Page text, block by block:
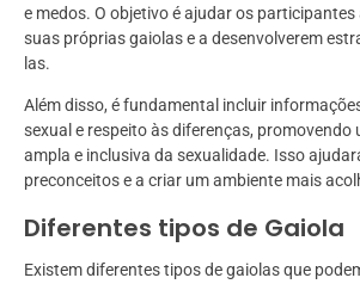
e medos. O objetivo é ajudar os participantes
suas próprias gaiolas e a desenvolverem
las.
Além disso, é fundamental incluir
sexual e respeito às diferenças, promovendo
ampla e inclusiva da sexualidade. Isso
preconceitos e a criar um ambiente mais
Diferentes tipos de Gaiola
Existem diferentes tipos de gaiolas que